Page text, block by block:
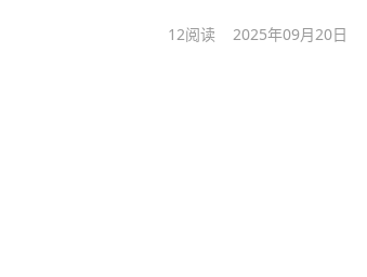
12阅读 2025年09月20日